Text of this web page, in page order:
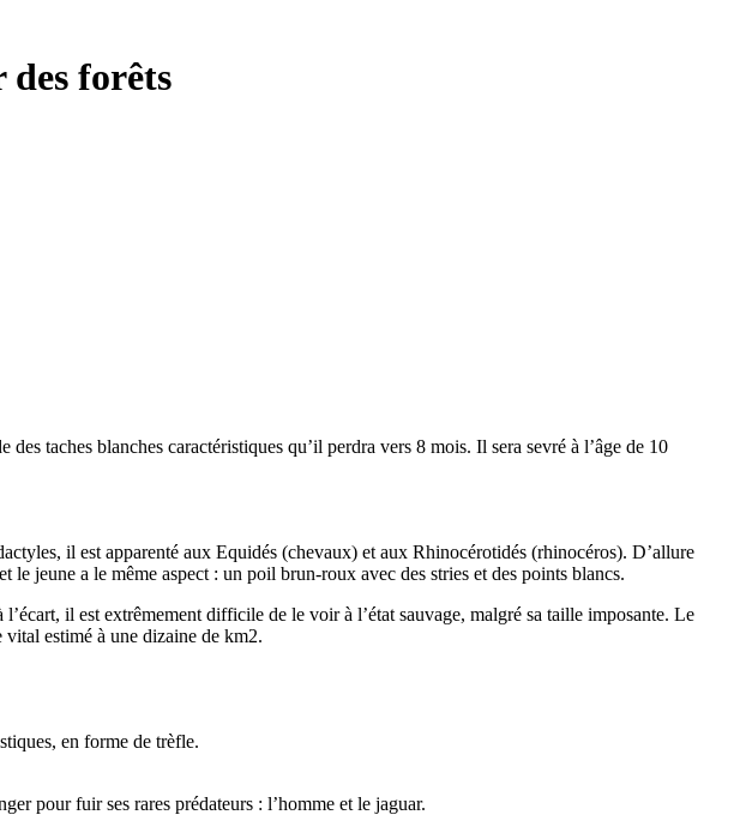
forêts
taches blanches caractéristiques qu’il perdra vers 8 mois. Il sera sevré à l’âge de 10
il est apparenté aux Equidés (chevaux) et aux Rhinocérotidés (rhinocéros). D’allure
le jeune a le même aspect : un poil brun-roux avec des stries et des points blancs.
il est extrêmement difficile de le voir à l’état sauvage, malgré sa taille imposante. Le
estimé à une dizaine de km2.
en forme de trèfle.
pour fuir ses rares prédateurs : l’homme et le jaguar.